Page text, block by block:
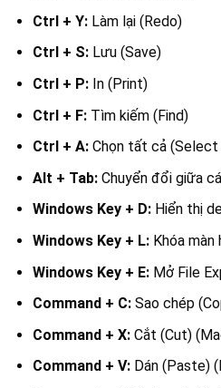
Ctrl + Y:Làm lại (Redo)
Ctrl + S:Lưu (Save)
Ctrl + P:In (Print)
Ctrl + F:Tìm kiếm (Find)
Ctrl + A:Chọn tất cả (Select
Alt + Tab:Chuyển đổi giữa
Windows Key + D:Hiển thị
Windows Key + L:Khóa màn
Windows Key + E:Mở File
Command + C:Sao chép
Command + X:Cắt (Cut)
Command + V:Dán (Paste)